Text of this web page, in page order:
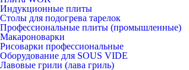
Индукционные плиты
Столы для подогрева тарелок
Профессиональные плиты (промышленные)
Макароноварки
Рисоварки профессиональные
Оборудование для SOUS VIDE
Лавовые грили (лава гриль)